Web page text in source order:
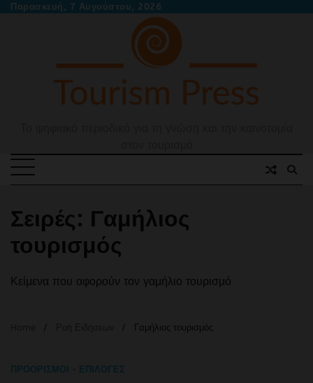
SkipΠαρασκευή, 7 Αυγούστου, 2026
Σειρές: Γαμήλιος
τουρισμός
Κείμενα που αφορούν τον γαμήλιο τουρισμό
Γαμήλιος τουρισμός
ΠΡΟΟΡΙΣΜΟΊ ΕΠΙΛΟΓΈΣ